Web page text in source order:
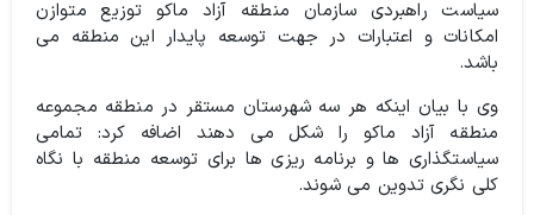
سياست راهبردی سازمان منطقه آزاد ماکو توزیع متوازن
امکانات و اعتبارات در جهت توسعه پایدار این منطقه می
باشد.
وی با بیان اینکه هر سه شهرستان مستقر در منطقه مجموعه
منطقه آزاد ماکو را شکل می دهند اضافه کرد: تمامی
سیاستگذاری ها و برنامه ریزی ها برای توسعه منطقه با نگاه
کلی نگری تدوین می شوند.